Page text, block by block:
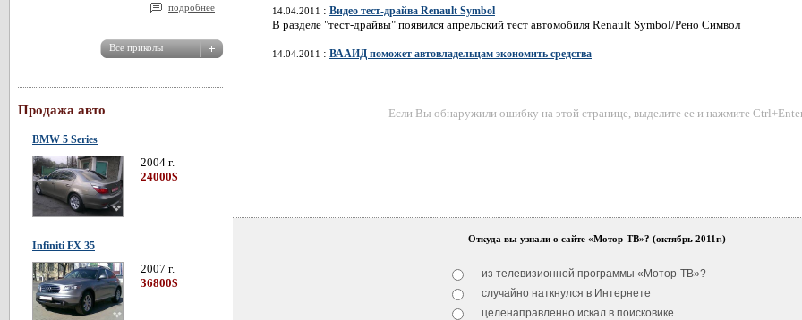
подробнее
Продажа авто
BMW 5 Series
2004 г.
24000$
Infiniti FX 35
2007 г.
36800$
14.04.2011 : Видео тест-драйва Renault Symbol
В разделе "тест-драйвы" появился апрельский тест автомобиля Renault Symbol/Рено Символ
14.04.2011 : ВААИД поможет автовладельцам экономить средства
Если Вы обнаружили ошибку на этой странице, выделите ее и нажмите
Откуда вы узнали о сайте «Мотор-ТВ»? (октябрь 2011г.)
из телевизионной программы «Мотор-ТВ»?
случайно наткнулся в Интернете
целенаправленно искал в поисковике